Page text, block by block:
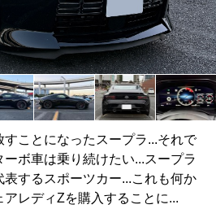
ことになったスープラ...それで
ボ車は乗り続けたい...スープラ
するスポーツカー...これも何か
レディZを購入することに...